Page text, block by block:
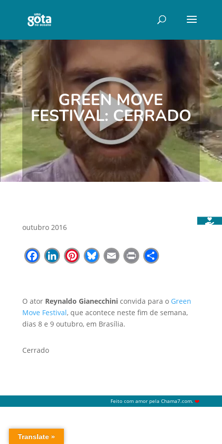
GREEN MOVE
FESTIVAL: CERRADO
outubro 2016
Facebook
LinkedIn
Pinterest
Bluesky
Email
PrintShare
O ator Reynaldo Gianecchiniconvida para o Green
Move Festival, que acontece neste fim de semana,
dias 8 e 9 outubro, em Brasília.
Cerrado
Feito com amor pelaChama7.com.❤️